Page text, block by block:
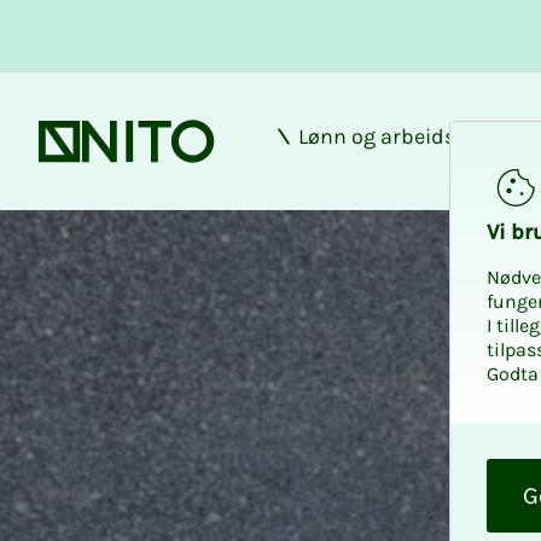
Forsiden
Lønn og arbeidsforhold
Vi
I